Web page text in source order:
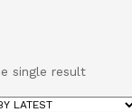
single result